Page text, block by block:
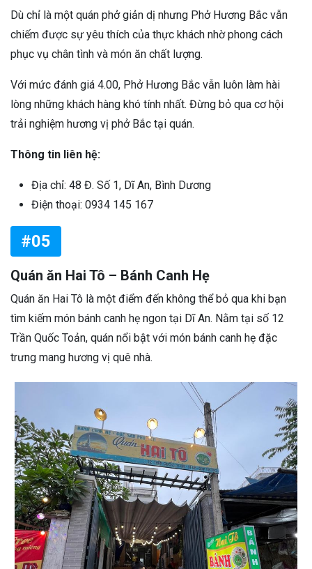
Dù chỉ là một quán phở giản dị nhưng Phở Hương Bắc vẫn
chiếm được sự yêu thích của thực khách nhờ phong cách
phục vụ chân tình và món ăn chất lượng.
Với mức đánh giá 4.00, Phở Hương Bắc vẫn luôn làm hài
lòng những khách hàng khó tính nhất. Đừng bỏ qua cơ hội
trải nghiệm hương vị phở Bắc tại quán.
Thông tin liên hệ:
Địa chỉ: 48 Đ. Số 1, Dĩ An, Bình Dương
Điện thoại: 0934 145 167
#05
Quán ăn Hai Tô – Bánh Canh Hẹ
Quán ăn Hai Tô là một điểm đến không thể bỏ qua khi bạn
tìm kiếm món bánh canh hẹ ngon tại Dĩ An. Nằm tại số 12
Trần Quốc Toản, quán nổi bật với món bánh canh hẹ đặc
trưng mang hương vị quê nhà.